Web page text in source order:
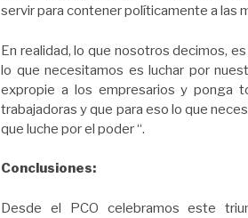
servir para contener políticamente a las
En realidad, lo que nosotros decimos,
lo que necesitamos es luchar por
expropie a los empresarios y ponga
trabajadoras y que para eso lo que
que luche por el poder “.
Conclusiones:
Desde el PCO celebramos este